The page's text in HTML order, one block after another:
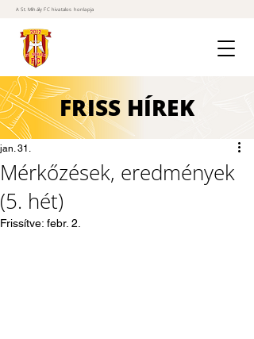
A St. Mihály FC hivatalos honlapja
FRISS HÍREK
Mérkőzések, eredmények
(5. hét)
jan. 31.
Frissítve: febr. 2.